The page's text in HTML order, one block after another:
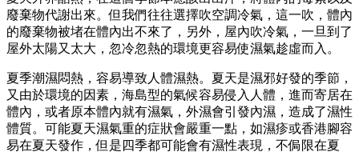
廢棄物代謝出來。但我們往往選擇吹空調冷氣，這一吹，體內
的廢棄物被堵在體內出不來了，另外，屋內吹冷氣，一旦到了
屋外太陽又太大，忽冷忽熱的環境更容易使濕氣趁虛而入。
夏季潮濕悶熱，容易導致人體濕熱。夏天是濕邪好發的季節，
又由於環境的因素，海島型的氣候容易侵入人體，進而寄居在
體內，或者原本體內就有濕氣，外濕會引發內濕，造成了濕性
體質。可能夏天濕氣重的症狀會嚴重一點，如濕疹或香港腳容
易在夏天發作，但是四季都可能會有濕性表現，不侷限在夏